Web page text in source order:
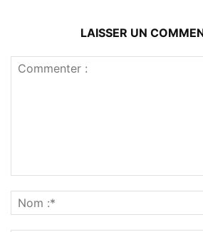
LAISSER UN